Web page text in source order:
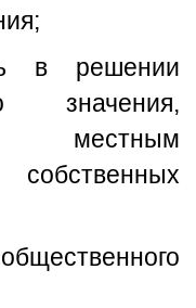
в решении
значения,
местным